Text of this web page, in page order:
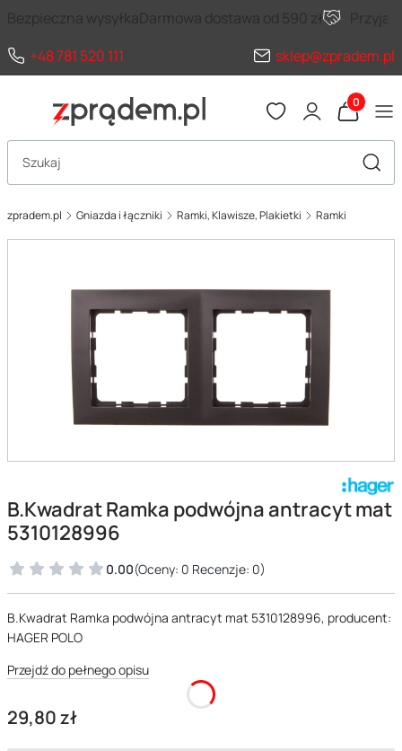
Bezpieczna wysyłkaDarmowa dostawa od 590 zł
+48 781 520 111
sklep@zpradem.pl
Produkty
Otwórz wyszukiwarkę
zpradem.pl Gniazda i łączniki Ramki, Klawisze, Plakietki Ramki
B.Kwadrat Ramka podwójna antracyt mat
5310128996
0.00(Oceny: 0 Recenzje: 0)
B.Kwadrat Ramka podwójna antracyt mat 5310128996, producent:
HAGER POLO
Przejdź do pełnego opisu
Cena
29,80 zł